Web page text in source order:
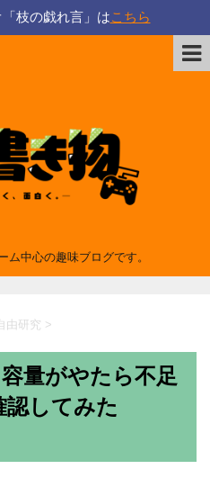
枝の戯れ言」はこちら
ム中心の趣味ブログです。
由研究 >
量がやたら不足
認してみた